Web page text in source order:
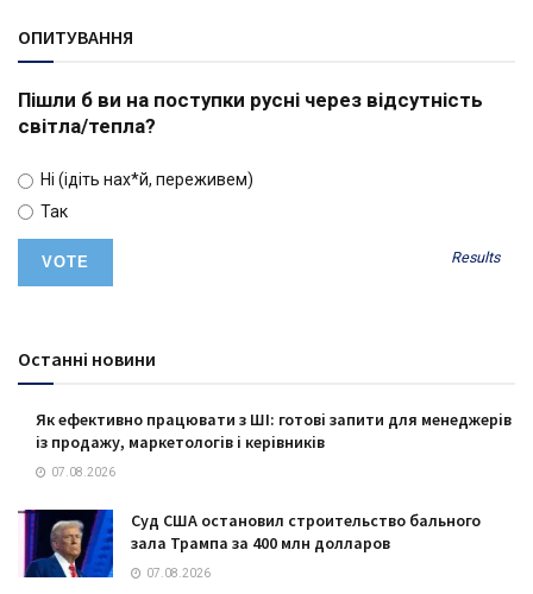
ОПИТУВАННЯ
Пішли б ви на поступки русні через відсутність
світла/тепла?
Ні (ідіть нах*й, переживем)
Так
Results
Останні новини
Як ефективно працювати з ШІ: готові запити для менеджерів
із продажу, маркетологів і керівників
07.08.2026
Суд США остановил строительство бального
зала Трампа за 400 млн долларов
07.08.2026